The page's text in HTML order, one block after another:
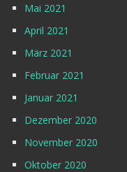
Mai 2021
April 2021
März 2021
Februar 2021
Januar 2021
Dezember 2020
November 2020
Oktober 2020